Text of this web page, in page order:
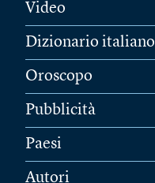
Video
Dizionario italiano
Oroscopo
Pubblicità
Paesi
Autori